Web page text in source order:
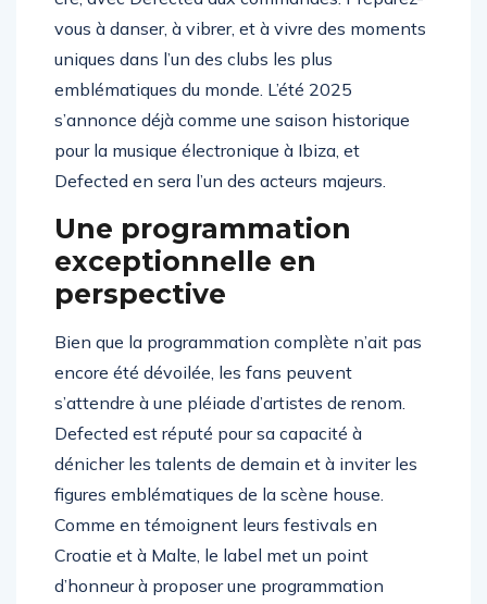
vous à danser, à vibrer, et à vivre des moments
uniques dans l’un des clubs les plus
emblématiques du monde. L’été 2025
s’annonce déjà comme une saison historique
pour la musique électronique à Ibiza, et
Defected en sera l’un des acteurs majeurs.
Une programmation
exceptionnelle en
perspective
Bien que la programmation complète n’ait pas
encore été dévoilée, les fans peuvent
s’attendre à une pléiade d’artistes de renom.
Defected est réputé pour sa capacité à
dénicher les talents de demain et à inviter les
figures emblématiques de la scène house.
Comme en témoignent leurs festivals en
Croatie et à Malte, le label met un point
d’honneur à proposer une programmation